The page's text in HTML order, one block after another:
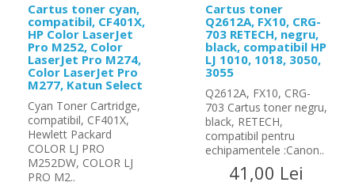
Cartus toner cyan,
compatibil, CF401X,
HP Color LaserJet
Pro M252, Color
LaserJet Pro M274,
Color LaserJet Pro
M277, Katun Select
Cyan Toner Cartridge,
compatibil, CF401X,
Hewlett Packard
COLOR LJ PRO
M252DW, COLOR LJ
PRO M2..
Cartus toner
Q2612A, FX10, CRG-
703 RETECH, negru,
black, compatibil HP
LJ 1010, 1018, 3050,
3055
Q2612A, FX10, CRG-
703 Cartus toner negru,
black, RETECH,
compatibil pentru
echipamentele :Canon..
41,00 Lei